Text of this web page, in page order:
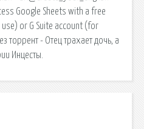
Google Sheets with a free
or G Suite account (for
торрент - Отец трахает дочь, а
Инцесты.